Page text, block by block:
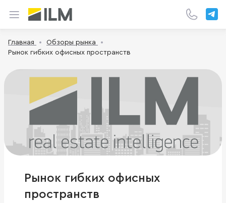
Главная
Обзоры рынка
Рынок гибких офисных пространств
Рынок гибких офисных
пространств